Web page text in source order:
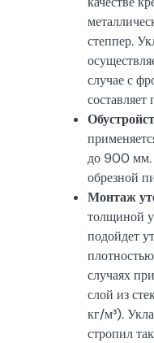
степпер.
случае с
до 900 мм.
обрезной
Монтаж
толщиной
подойдет
случаях
слой из
кг/м³).
стропил